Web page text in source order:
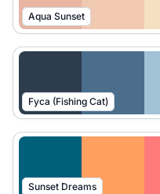
Aqua Sunset
Fyca (Fishing Cat)
Sunset Dreams